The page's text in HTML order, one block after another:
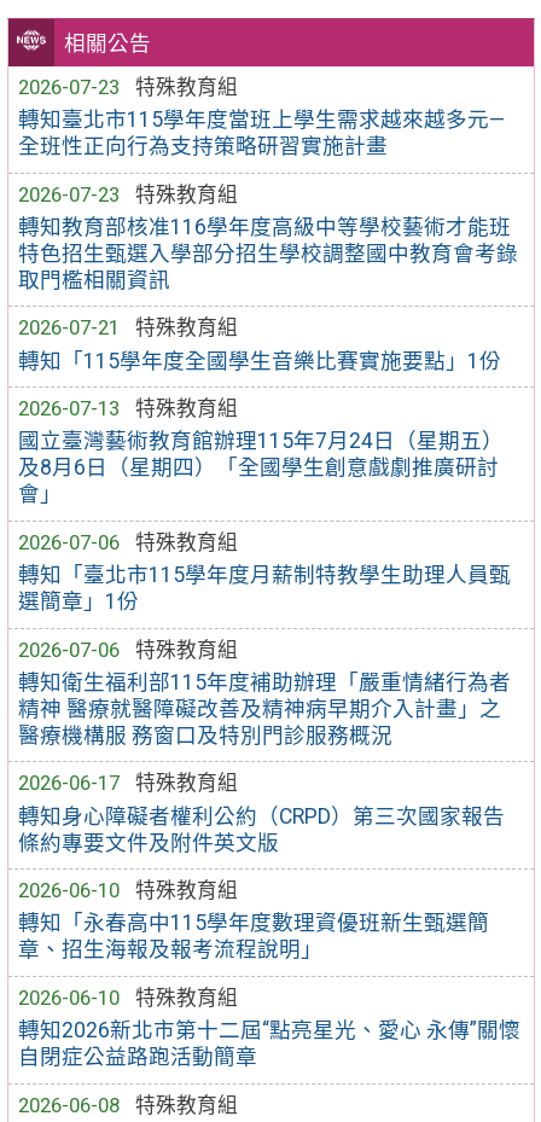
相關公告
2026-07-23
特殊教育組
轉知臺北市115學年度當班上學生需求越來越多元—
全班性正向行為支持策略研習實施計畫
2026-07-23
特殊教育組
轉知教育部核准116學年度高級中等學校藝術才能班
特色招生甄選入學部分招生學校調整國中教育會考錄
取門檻相關資訊
2026-07-21
特殊教育組
轉知「115學年度全國學生音樂比賽實施要點」1份
2026-07-13
特殊教育組
國立臺灣藝術教育館辦理115年7月24日（星期五）
及8月6日（星期四）「全國學生創意戲劇推廣研討
會」
2026-07-06
特殊教育組
轉知「臺北市115學年度月薪制特教學生助理人員甄
選簡章」1份
2026-07-06
特殊教育組
轉知衛生福利部115年度補助辦理「嚴重情緒行為者
精神 醫療就醫障礙改善及精神病早期介入計畫」之
醫療機構服 務窗口及特別門診服務概況
2026-06-17
特殊教育組
轉知身心障礙者權利公約（CRPD）第三次國家報告
條約專要文件及附件英文版
2026-06-10
特殊教育組
轉知「永春高中115學年度數理資優班新生甄選簡
章、招生海報及報考流程說明」
2026-06-10
特殊教育組
轉知2026新北市第十二屆“點亮星光、愛心 永傳”關懷
自閉症公益路跑活動簡章
2026-06-08
特殊教育組